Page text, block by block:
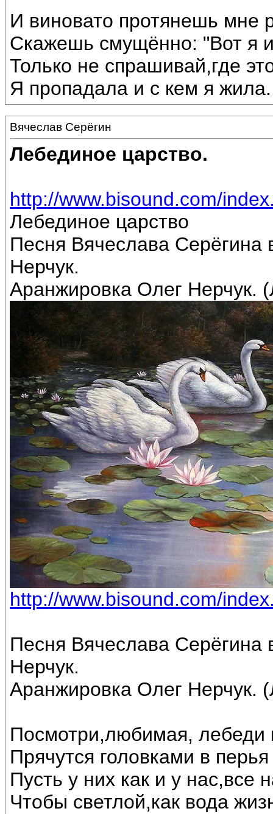
И виновато протянешь мне
Скажешь смущённо: "Вот я
Только не спрашивай,где
Я пропадала и с кем я
Вячеслав Серёгин
Лебединое царство.
http://www.bisound.com/
Лебединое царство
Песня Вячеслава
Нерчук.
Аранжировка Олег Нерчук.
http://www.bisound.com/
Песня Вячеслава
Нерчук.
Аранжировка Олег Нерчук.
Посмотри,любимая, лебеди
Прячутся головками в
Пусть у них как и у нас,все
Чтобы светлой,как вода